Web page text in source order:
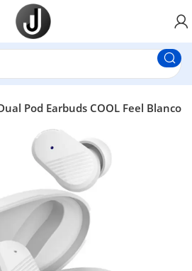
Pod Earbuds COOL Feel Blanco